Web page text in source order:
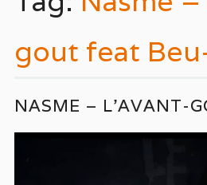
gout feat
NASME – L’AVANT-